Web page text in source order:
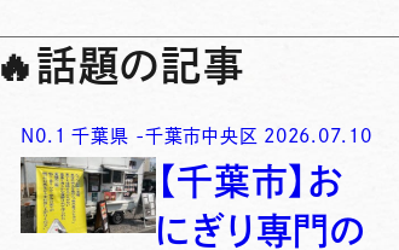
🔥 話題の記事
N0. 1 千葉県 -千葉市中央区 2026.07.10
【千葉市】お
にぎり専門の